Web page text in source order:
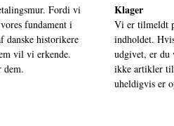
Fordi vi
fundament i
historikere
vil vi erkende.
dem.
Klager
Vi er tilmeldt
indholdet.
udgivet, er
ikke artikler
uheldigvis er